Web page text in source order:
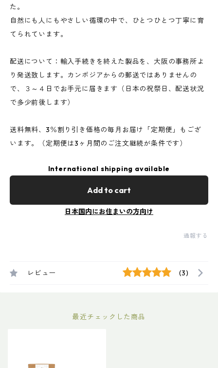
た。
自然にも人にもやさしい循環の中で、ひとつひとつ丁寧に育
てられています。
配送について：輸入手続きを終えた製品を、大阪の事務所よ
り発送致します。カンボジアからの郵送ではありませんの
で、３～４日でお手元に届きます（日本の祝祭日、配送状況
で多少前後します）
送料無料、3％割り引き価格の毎月お届け「定期便」もござ
います。（定期便は3ヶ月間のご注文継続が条件です）
International shipping available
Add to cart
日本国内にお住まいの方向け
通報する
レビュー (3)
最近チェックした商品